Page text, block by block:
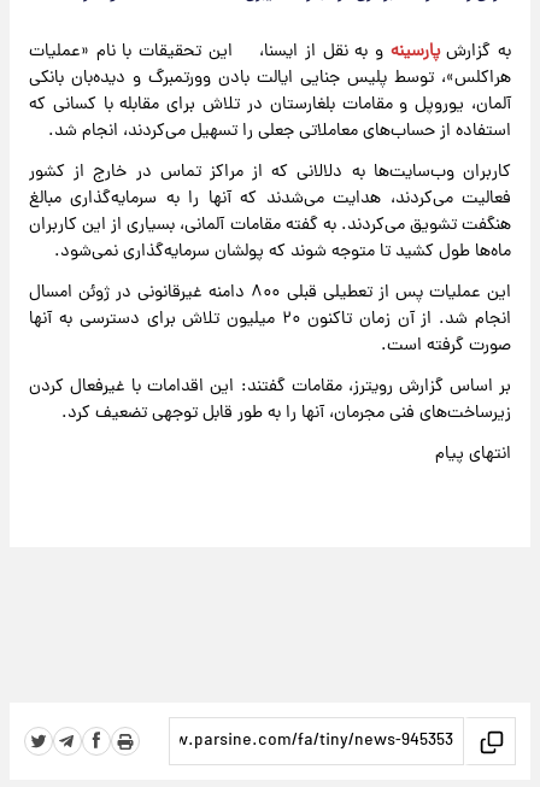
به گزارشپارسینه و به نقل از ایسنا، این تحقیقات با نام «عملیات
هراکلس»، توسط پلیس جنایی ایالت بادن وورتمبرگ و دیده‌بان بانکی
آلمان، یوروپل و مقامات بلغارستان در تلاش برای مقابله با کسانی که
استفاده از حساب‌های معاملاتی جعلی را تسهیل می‌کردند، انجام شد.
کاربران وب‌سایت‌ها به دلالانی که از مراکز تماس در خارج از کشور
فعالیت می‌کردند، هدایت می‌شدند که آنها را به سرمایه‌گذاری مبالغ
هنگفت تشویق می‌کردند. به گفته مقامات آلمانی، بسیاری از این کاربران
ماه‌ها طول کشید تا متوجه شوند که پولشان سرمایه‌گذاری نمی‌شود.
این عملیات پس از تعطیلی قبلی ۸۰۰ دامنه غیرقانونی در ژوئن امسال
انجام شد. از آن زمان تاکنون ۲۰ میلیون تلاش برای دسترسی به آنها
صورت گرفته است.
بر اساس گزارش رویترز، مقامات گفتند: این اقدامات با غیرفعال کردن
زیرساخت‌های فنی مجرمان، آنها را به طور قابل توجهی تضعیف کرد.
انتهای پیام